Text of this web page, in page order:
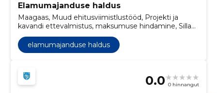
Elamumajanduse haldus
Maagaas, Muud ehitusviimistlustööd, Projekti ja
kavandi ettevalmistus, maksumuse hindamine, Silla
ülevaatusteenused, Prügi ja jäätmetega seotud
teenused, Kopplaadurid, Spordiväljaku rajatiste
ehitustööd, Kontorihoonete ehitustööd, Jalgteede
elamumajanduse haldus
0.0 0 hinnangut